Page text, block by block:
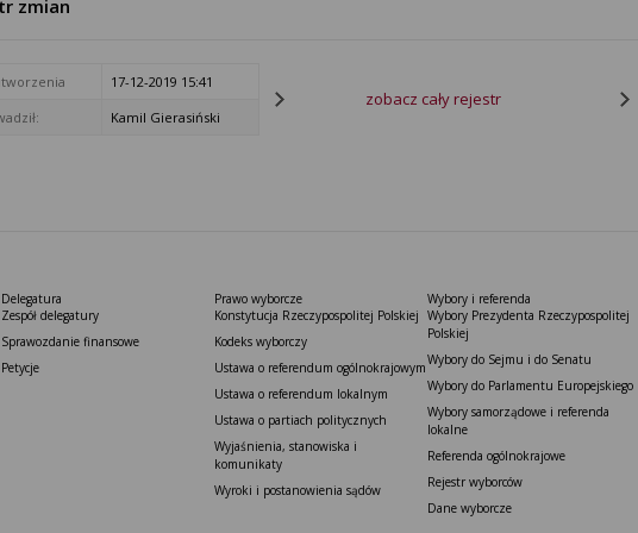
zmian
17-12-2019 15:41
Kamil Gierasiński
zobacz cały rejestr
Delegatura
Zespół delegatury
Sprawozdanie finansowe
Petycje
Prawo wyborcze
Konstytucja Rzeczypospolitej Polskiej​
Kodeks wyborczy
Ustawa o referendum ogólnokrajowym
Ustawa o referendum lokalnym
Ustawa o partiach politycznych
Wyjaśnienia, stanowiska i
komunikaty
Wyroki i postanowienia sądów
Wybory i referenda
Wybory Prezydenta Rzeczypospolitej
Polskiej
Wybory do Sejmu i do Senatu
Wybory do Parlamentu Europejskiego
Wybory samorządowe i referenda
lokalne
Referenda ogólnokrajowe
Rejestr wyborców
Dane wyborcze